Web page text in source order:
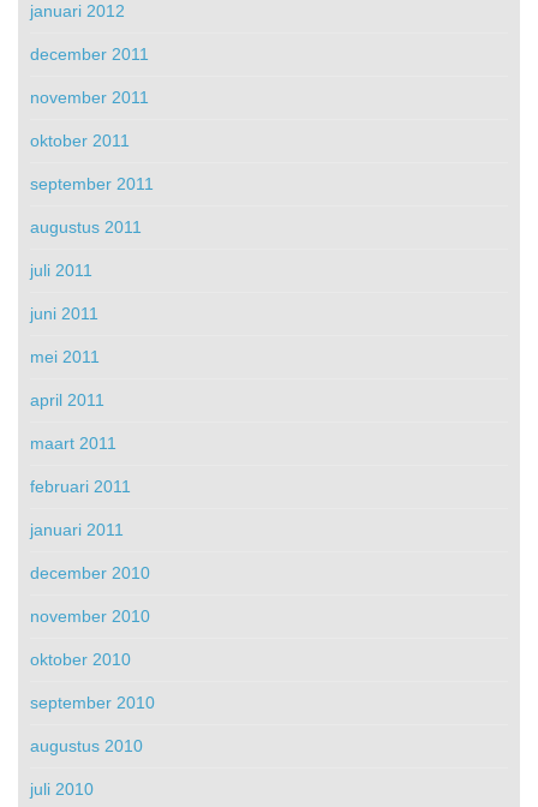
januari 2012
december 2011
november 2011
oktober 2011
september 2011
augustus 2011
juli 2011
juni 2011
mei 2011
april 2011
maart 2011
februari 2011
januari 2011
december 2010
november 2010
oktober 2010
september 2010
augustus 2010
juli 2010